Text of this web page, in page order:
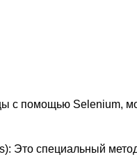
с помощью Selenium,
Это специальный